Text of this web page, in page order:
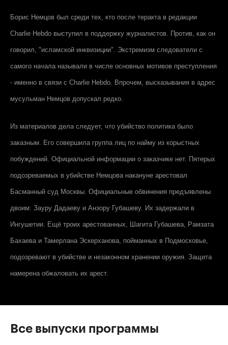
Борис Немцов был среди тех, кто после теракта в редакции
Charlie Hebdo выступил в поддержку журналистов. Против, как он
говорил, "исламской инквизиции". Экстремизм следователи с
самого начала называли в числе основных мотивов преступления
- именно в связи с Charlie Hebdo. Впрочем, высказывания в адрес
мусульман Немцов допускал редко.
Из материалов дела следует, что убийство политика было
заказным. Его совершила группа лиц по найму из корыстных
побуждений. Официальной информации о заказчике нет. Пятерых
подозреваемых в убийстве Немцова накануне арестовал
Басманный суд Москвы. Официальные обвинения предъявлены
двоим: Зауру Дадаеву и Анзору Губашеву. Их задержали в
Ингушетии. Ещё троих арестованных, Шагита Губашева, Рамзата
Бахаева и Тамерлана Эскерханова, пойманных в Подмосковье,
подозревают в убийстве и незаконном хранении оружия. Защита
намерена обжаловать их арест.
Все выпуски программы